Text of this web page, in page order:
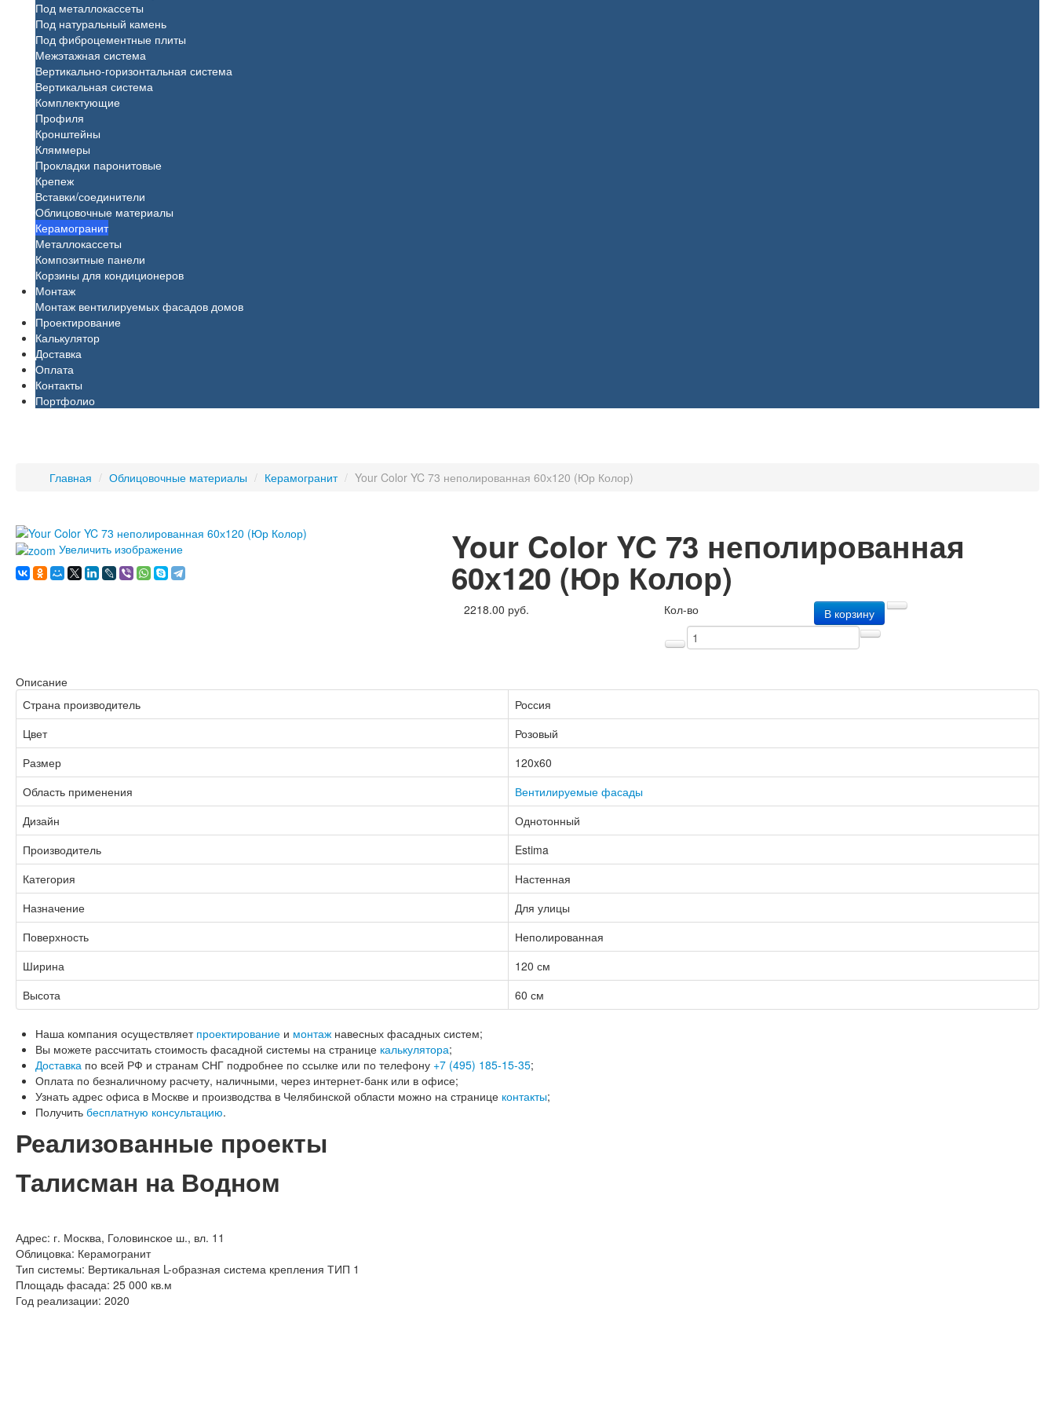
Под металлокассеты
Под натуральный камень
Под фиброцементные плиты
Межэтажная система
Вертикально-горизонтальная система
Вертикальная система
Комплектующие
Профиля
Кронштейны
Кляммеры
Прокладки паронитовые
Крепеж
Вставки/соединители
Облицовочные материалы
Керамогранит
Металлокассеты
Композитные панели
Корзины для кондиционеров
Монтаж
Монтаж вентилируемых фасадов домов
Проектирование
Калькулятор
Доставка
Оплата
Контакты
Портфолио
Главная / Облицовочные материалы / Керамогранит / Your Color YC 73 неполированная 60х120 (Юр Колор)
Увеличить изображение Your Color YC 73 неполированная
60х120 (Юр Колор)
2218.00 руб. Кол-во
Описание
Страна производитель
Россия
Цвет
Розовый
Размер
120x60
Область применения
Вентилируемые фасады
Дизайн
Однотонный
Производитель
Estima
Категория
Настенная
Назначение
Для улицы
Поверхность
Неполированная
Ширина
120 см
Высота
60 см
Наша компания осуществляет проектирование и монтаж навесных фасадных систем;
Вы можете рассчитать стоимость фасадной системы на странице калькулятора;
Доставка по всей РФ и странам СНГ подробнее по ссылке или по телефону +7 (495) 185-15-35;
Оплата по безналичному расчету, наличными, через интернет-банк или в офисе;
Узнать адрес офиса в Москве и производства в Челябинской области можно на странице контакты;
Получить бесплатную консультацию.
Реализованные проекты
Талисман на Водном
Адрес: г. Москва, Головинское ш., вл. 11
Облицовка: Керамогранит
Тип системы: Вертикальная L-образная система крепления ТИП 1
Площадь фасада: 25 000 кв.м
Год реализации: 2020